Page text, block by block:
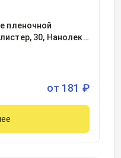
пленочной
30, Нанолек
от 181 ₽